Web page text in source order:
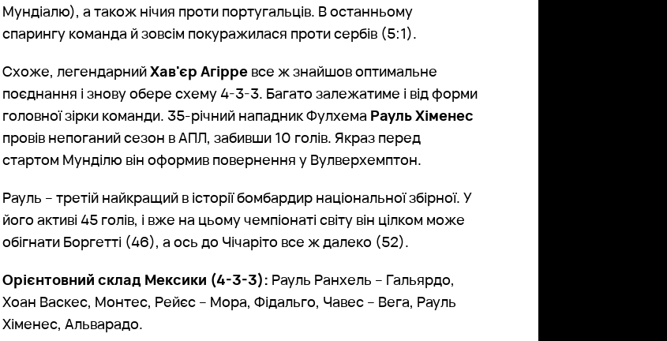
Мундіалю), а також нічия проти португальців. В останньому
спарингу команда й зовсім покуражилася проти сербів (5:1).
Схоже, легендарнийХав'єр Агірре все ж знайшов оптимальне
поєднання і знову обере схему 4-3-3. Багато залежатиме і від форми
головної зірки команди. 35-річний нападник Фулхема Рауль Хіменес
провів непоганий сезон в АПЛ, забивши 10 голів. Якраз перед
стартом Мунділю він оформив повернення у Вулверхемптон.
Рауль – третій найкращий в історії бомбардир національної збірної. У
його активі 45 голів, і вже на цьому чемпіонаті світу він цілком може
обігнати Боргетті (46), а ось до Чічаріто все ж далеко (52).
Орієнтовний склад Мексики (4-3-3): Рауль Ранхель – Гальярдо,
Хоан Васкес, Монтес, Рейєс – Мора, Фідальго, Чавес – Вега, Рауль
Хіменес, Альварадо.